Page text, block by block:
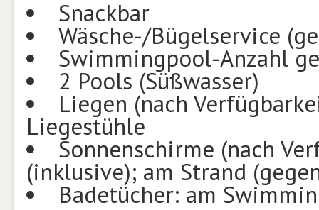
Snackbar
Wäsche-/Bügelservice
Swimmingpool-Anzahl
2 Pools (Süßwasser)
Liegen (nach
Liegestühle
Sonnenschirme (nach
(inklusive); am Strand
Badetücher: am